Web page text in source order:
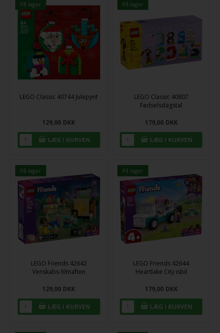
På lager
LEGO Classic 40744 Julepynt
129,00 DKK
På lager
LEGO Classic 40807
Fødselsdagstal
179,00 DKK
På lager
LEGO Friends 42642
Venskabs-filmaften
129,00 DKK
På lager
LEGO Friends 42644
Heartlake City isbil
179,00 DKK